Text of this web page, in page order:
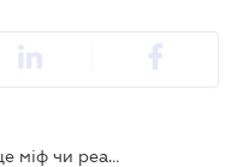
Безоплатна земельна ділянка — це міф чи реальність?